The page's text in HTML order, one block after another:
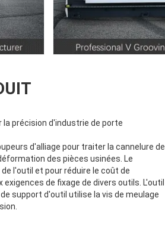
précision d'industrie de porte
d'alliage pour traiter la cannelure de
des pièces usinées. Le
l'outil et pour réduire le coût de
de fixage de divers outils. L'outil
support d'outil utilise la vis de meulage